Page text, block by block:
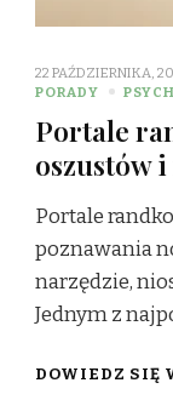
22 PAŹDZIERNIKA,
PORADY
Portale
oszustów
Portale
poznawania
narzędzie,
Jednym z
DOWIEDZ SIĘ